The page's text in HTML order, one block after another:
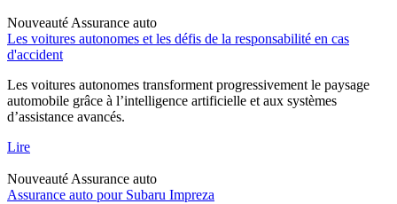
Nouveauté Assurance auto
Les voitures autonomes et les défis de la responsabilité en cas
d'accident
Les voitures autonomes transforment progressivement le paysage
automobile grâce à l’intelligence artificielle et aux systèmes
d’assistance avancés.
Lire
Nouveauté Assurance auto
Assurance auto pour Subaru Impreza